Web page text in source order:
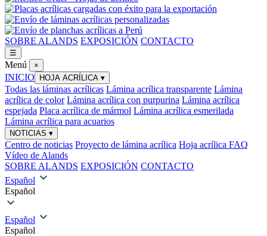
SOBRE ALANDS EXPOSICIÓN CONTACTO
☰
Menú ×
INICIO HOJA ACRÍLICA ▾
Todas las láminas acrílicas Lámina acrílica transparente Lámina
acrílica de color Lámina acrílica con purpurina Lámina acrílica
espejada Placa acrílica de mármol Lámina acrílica esmerilada
Lámina acrílica para acuarios
NOTICIAS ▾
Centro de noticias Proyecto de lámina acrílica Hoja acrílica FAQ
Vídeo de Alands
SOBRE ALANDS EXPOSICIÓN CONTACTO
Español
Español
Español
Español